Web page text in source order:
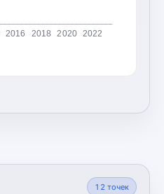
2016 2018 2020 2022
12 точек